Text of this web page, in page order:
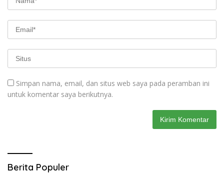
Simpan nama, email, dan situs web saya pada peramban ini
untuk komentar saya berikutnya.
Berita Populer